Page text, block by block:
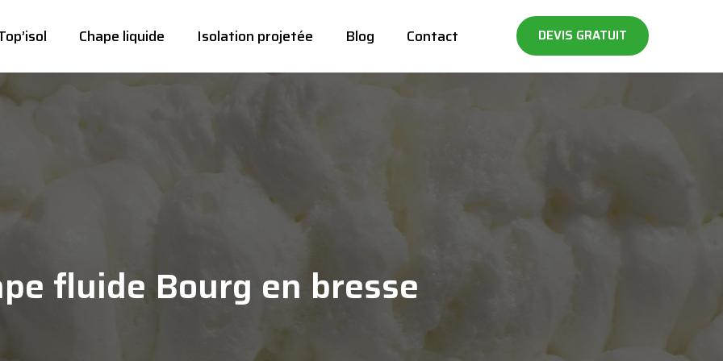
Chape liquide Isolation projetée Blog Contact DEVIS GRATUIT
fluide Bourg en bresse